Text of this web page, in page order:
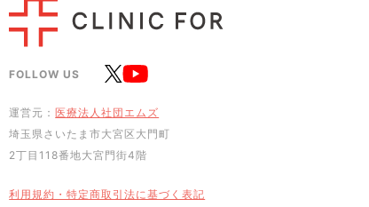
FOLLOW US
運営元：医療法人社団エムズ
埼玉県さいたま市大宮区大門町
2丁目118番地大宮門街4階
利用規約・特定商取引法に基づく表記